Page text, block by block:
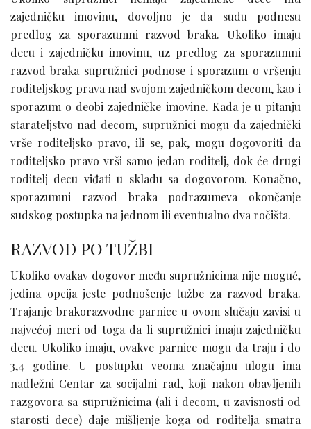
zajedničku imovinu, dovoljno je da sudu podnesu
predlog za sporazumni razvod braka. Ukoliko imaju
decu i zajedničku imovinu, uz predlog za sporazumni
razvod braka supružnici podnose i sporazum o vršenju
roditeljskog prava nad svojom zajedničkom decom, kao i
sporazum o deobi zajedničke imovine. Kada je u pitanju
starateljstvo nad decom, supružnici mogu da zajednički
vrše roditeljsko pravo, ili se, pak, mogu dogovoriti da
roditeljsko pravo vrši samo jedan roditelj, dok će drugi
roditelj decu viđati u skladu sa dogovorom. Konačno,
sporazumni razvod braka podrazumeva okončanje
sudskog postupka na jednom ili eventualno dva ročišta.
RAZVOD PO TUŽBI
Ukoliko ovakav dogovor među supružnicima nije moguć,
jedina opcija jeste podnošenje tužbe za razvod braka.
Trajanje brakorazvodne parnice u ovom slučaju zavisi u
najvećoj meri od toga da li supružnici imaju zajedničku
decu. Ukoliko imaju, ovakve parnice mogu da traju i do
3,4 godine. U postupku veoma značajnu ulogu ima
nadležni Centar za socijalni rad, koji nakon obavljenih
razgovora sa supružnicima (ali i decom, u zavisnosti od
starosti dece) daje mišljenje koga od roditelja smatra